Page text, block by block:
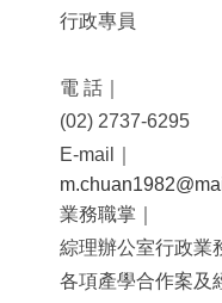
行政專員
電 話｜
(02) 2737-6295
E-mail｜
業務職掌｜
綜理辦公室行政業
各項產學合作案及